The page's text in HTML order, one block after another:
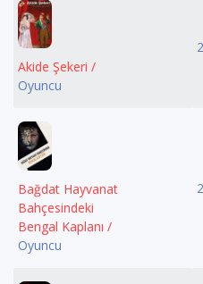
Akide Şekeri /
Oyuncu
Bağdat Hayvanat
Bahçesindeki
Bengal Kaplanı /
Oyuncu